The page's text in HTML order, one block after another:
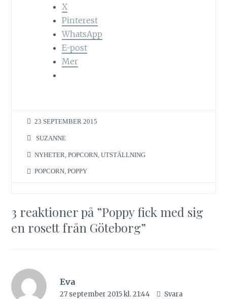
X
Pinterest
WhatsApp
E-post
Mer
23 SEPTEMBER 2015
SUZANNE
NYHETER ,POPCORN ,UTSTÄLLNING
POPCORN,POPPY
3 reaktioner på ”Poppy fick med sig
en rosett från Göteborg”
Eva
27 september 2015 kl. 21:44 Svara